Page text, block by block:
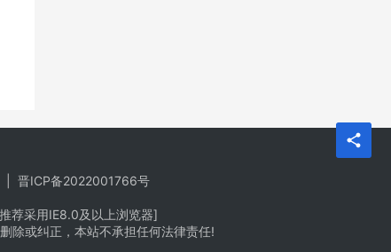
晋ICP备2022001766号
荐采用IE8.0及以上浏览器]
除或纠正，本站不承担任何法律责任!